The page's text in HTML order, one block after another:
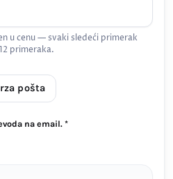
u cenu — svaki sledeći primerak
primeraka.
pošta
na email. *